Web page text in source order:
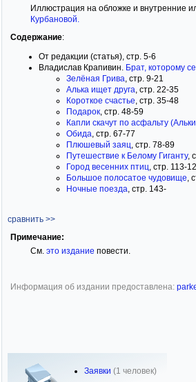
Иллюстрация на обложке и внутренние
Курбановой.
Содержание:
От редакции (статья), стр. 5-6
Владислав Крапивин. Брат, которому
Зелёная Грива, стр. 9-21
Алька ищет друга, стр. 22-35
Короткое счастье, стр. 35-48
Подарок, стр. 48-59
Капли скачут по асфальту
Обида, стр. 67-77
Плюшевый заяц, стр. 78-89
Путешествие к Белому Гиганту,
Город весенних птиц, стр. 113-
Большое полосатое чудовище,
Ночные поезда, стр. 143-
сравнить >>
Примечание:
См. это издание повести.
Информация об издании предоставлена:
Заявки (1 человек)